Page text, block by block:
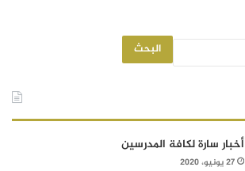
البحث
أخبار سارة لكافة المدرسين
27 يونيو، 2020